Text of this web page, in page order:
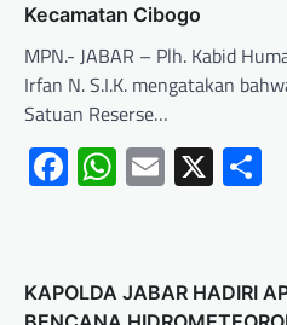
Kecamatan Cibogo
MPN.- JABAR – Plh. Kabid
Irfan N. S.I.K. mengatakan
Satuan Reserse…
Facebook
WhatsApp
Email
X
KAPOLDA JABAR HADIRI